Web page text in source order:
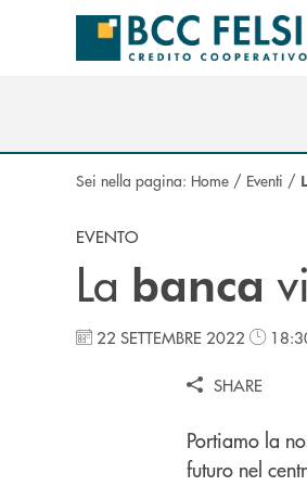
Salta al contenuto principale
Sei nella pagina: Home / Eventi /
EVENTO
La banca
22 SETTEMBRE 2022
SHARE
Portiamo la
futuro nel